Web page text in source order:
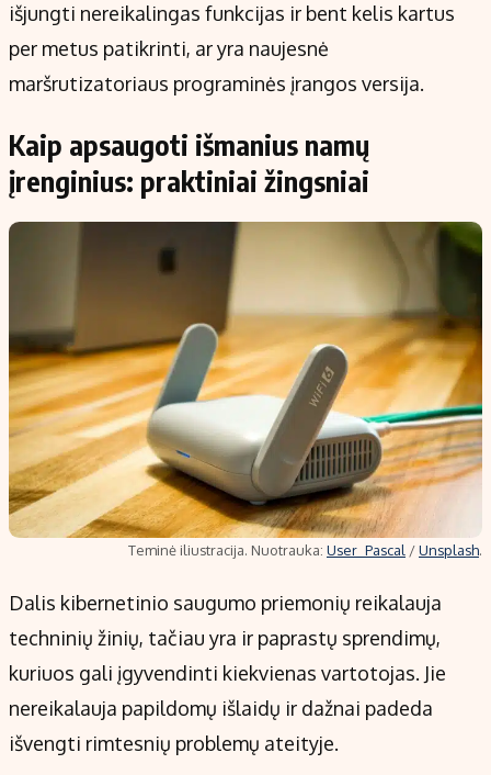
išjungti nereikalingas funkcijas ir bent kelis kartus
per metus patikrinti, ar yra naujesnė
maršrutizatoriaus programinės įrangos versija.
Kaip apsaugoti išmanius namų
įrenginius: praktiniai žingsniai
Teminė iliustracija. Nuotrauka: User_Pascal /Unsplash.
Dalis kibernetinio saugumo priemonių reikalauja
techninių žinių, tačiau yra ir paprastų sprendimų,
kuriuos gali įgyvendinti kiekvienas vartotojas. Jie
nereikalauja papildomų išlaidų ir dažnai padeda
išvengti rimtesnių problemų ateityje.